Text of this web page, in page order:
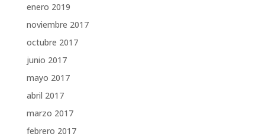
enero 2019
noviembre 2017
octubre 2017
junio 2017
mayo 2017
abril 2017
marzo 2017
febrero 2017